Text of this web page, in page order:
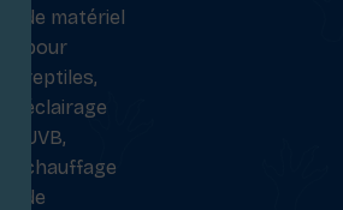
de matériel
pour
reptiles,
éclairage
UVB,
chauffage
de